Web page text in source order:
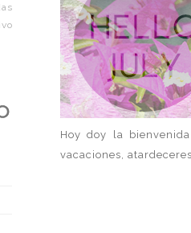
Hoy doy la
vacaciones,